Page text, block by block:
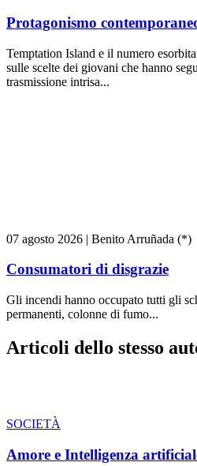
Protagonismo
Temptation Island e il numero
sulle scelte dei giovani che hanno
trasmissione intrisa...
07 agosto 2026 | Benito Arruñada (*)
Consumatori di disgrazie
Gli incendi hanno occupato tutti gli
permanenti, colonne di fumo...
Articoli dello stesso
SOCIETÀ
Amore e Intelligenza